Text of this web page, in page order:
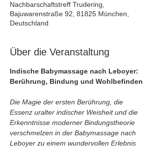
Nachbarschaftstreff Trudering,
Bajuwarenstraße 92, 81825 München,
Deutschland
Über die Veranstaltung
Indische Babymassage nach Leboyer:
Berührung, Bindung und Wohlbefinden
Die Magie der ersten Berührung, die
Essenz uralter indischer Weisheit und die
Erkenntnisse moderner Bindungstheorie
verschmelzen in der Babymassage nach
Leboyer zu einem wundervollen Erlebnis